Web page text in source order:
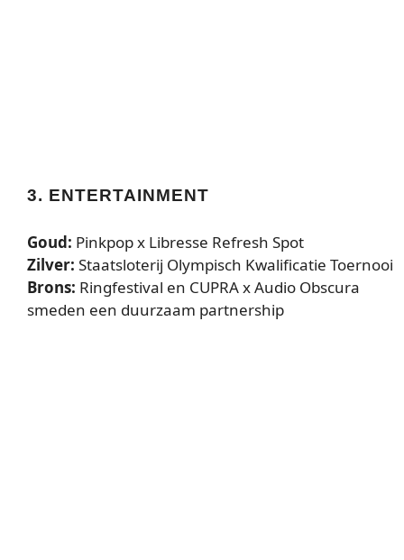
3. ENTERTAINMENT
Goud: Pinkpop x Libresse Refresh Spot
Zilver: Staatsloterij Olympisch Kwalificatie Toernooi
Brons: Ringfestival en CUPRA x Audio Obscura
smeden een duurzaam partnership